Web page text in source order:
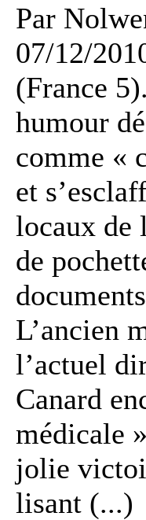
Par
07/12/
(France
humour
comme «
et
locaux de
de
L’ancien
l’actuel
Canard
médicale
jolie
lisant (...)